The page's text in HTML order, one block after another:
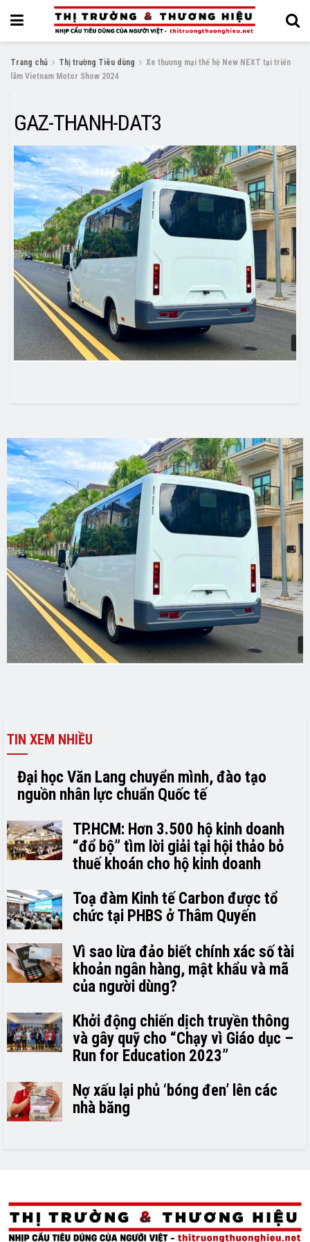
Trang chủ Thị trường Tiêu dùng
Xe thương mại thế hệ New NEXT tại triển
lãm Vietnam Motor Show 2024
GAZ-THANH-DAT3
TIN XEM NHIỀU
Đại học Văn Lang chuyển mình, đào tạo
nguồn nhân lực chuẩn Quốc tế
TP.HCM: Hơn 3.500 hộ kinh doanh
“đổ bộ” tìm lời giải tại hội thảo bỏ
thuế khoán cho hộ kinh doanh
Toạ đàm Kinh tế Carbon được tổ
chức tại PHBS ở Thâm Quyến
Vì sao lừa đảo biết chính xác số tài
khoản ngân hàng, mật khẩu và mã
của người dùng?
Khởi động chiến dịch truyền thông
và gây quỹ cho “Chạy vì Giáo dục –
Run for Education 2023”
Nợ xấu lại phủ ‘bóng đen’ lên các
nhà băng